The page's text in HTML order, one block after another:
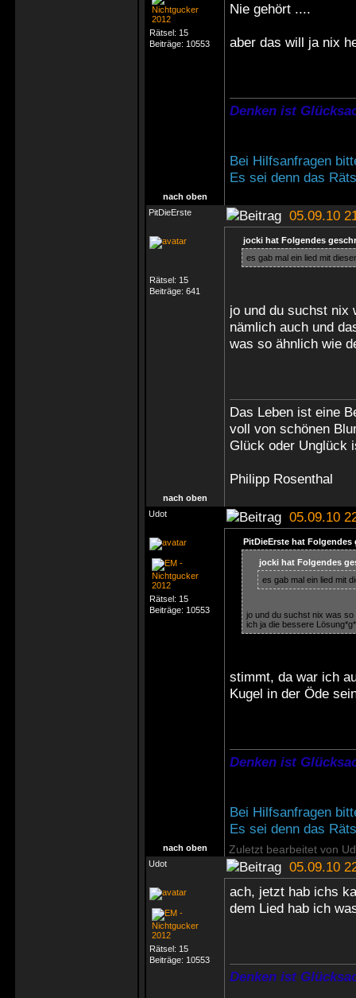
Rätsel: 15
Beiträge: 10553
Nie gehört ....
aber das will ja nix
Denken ist
Bei Hilfsanfragen
Es sei denn das
nach oben
PitDieErste
05.09.10
Rätsel: 15
Beiträge: 641
jocki hat Folgendes
es gab mal ein lied mit
jo und du suchst nix
nämlich auch und
was so ähnlich wie
Das Leben ist eine
voll von schönen
Glück oder Unglück
Philipp Rosenthal
nach oben
Udot
05.09.10
Rätsel: 15
Beiträge: 10553
PitDieErste hat Folgendes
jocki hat Folgendes
es gab mal ein lied mit
jo und du suchst nix was so
ich ja die bessere
stimmt, da war ich
Kugel in der Öde
Denken ist
Bei Hilfsanfragen
Es sei denn das
nach oben Zuletzt bearbeitet von
Udot 05.09.10
Rätsel: 15
Beiträge: 10553
ach, jetzt hab ichs
dem Lied hab ich
Denken ist